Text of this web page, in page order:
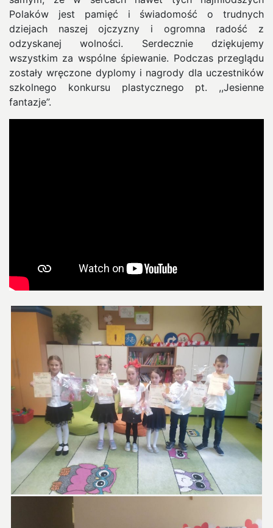
Polaków jest pamięć i świadomość o trudnych
dziejach naszej ojczyzny i ogromna radość z
odzyskanej wolności. Serdecznie dziękujemy
wszystkim za wspólne śpiewanie. Podczas przeglądu
zostały wręczone dyplomy i nagrody dla uczestników
szkolnego konkursu plastycznego pt. ,,Jesienne
fantazje”.